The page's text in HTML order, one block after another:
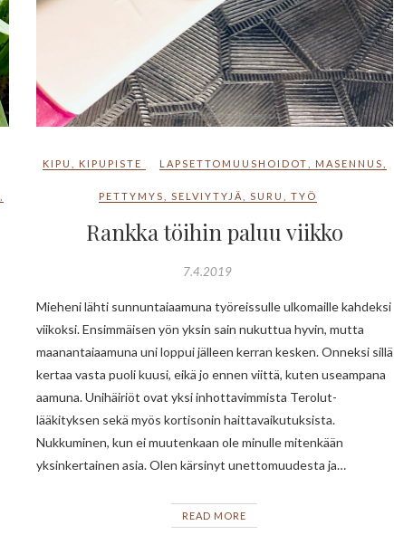
KIPU KIPUPISTE LAPSETTOMUUSHOIDOT MASENNUS
PETTYMYS SELVIYTYJÄ SURU TYÖ
Rankka töihin paluu viikko
7.4.2019
Mieheni lähti sunnuntaiaamuna työreissulle ulkomaille kahdeksi
viikoksi. Ensimmäisen yön yksin sain nukuttua hyvin, mutta
maanantaiaamuna uni loppui jälleen kerran kesken. Onneksi sillä
kertaa vasta puoli kuusi, eikä jo ennen viittä, kuten useampana
aamuna. Unihäiriöt ovat yksi inhottavimmista Terolut-
lääkityksen sekä myös kortisonin haittavaikutuksista.
Nukkuminen, kun ei muutenkaan ole minulle mitenkään
yksinkertainen asia. Olen kärsinyt unettomuudesta ja…
READ MORE